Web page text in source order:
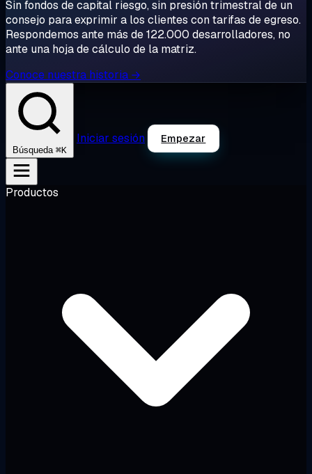
Sin fondos de capital riesgo, sin presión trimestral de un
consejo para exprimir a los clientes con tarifas de egreso.
Respondemos ante más de 122.000 desarrolladores, no
ante una hoja de cálculo de la matriz.
Conoce nuestra historia →
Búsqueda ⌘K
Iniciar sesión Empezar
Productos